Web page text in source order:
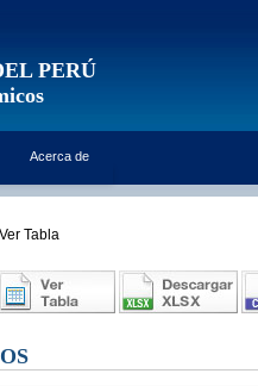
PERÚ
Acerca de
Ver Tabla